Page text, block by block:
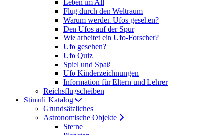
Leben im All
Flug durch den Weltraum
Warum werden Ufos gesehen?
Den Ufos auf der Spur
Wie arbeitet ein Ufo-Forscher?
Ufo gesehen?
Ufo Quiz
Spiel und Spaß
Ufo Kinderzeichnungen
Information für Eltern und Lehrer
Reichsflugscheiben
Stimuli-Katalog
Grundsätzliches
Astronomische Objekte
Sterne